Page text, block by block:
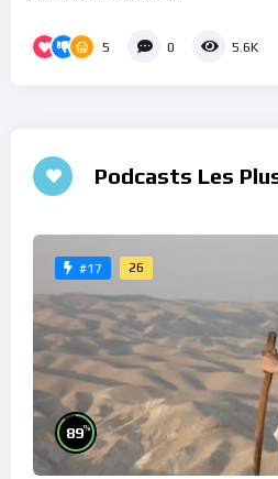
5 0 5.6K
Podcasts Les
#17 26
89%